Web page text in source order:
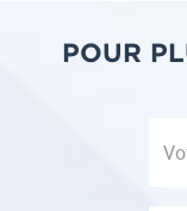
SERVICE
POUR